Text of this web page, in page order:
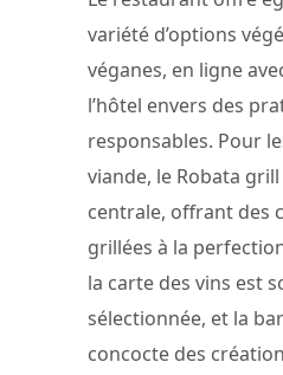
variété d’options
véganes, en ligne
l’hôtel envers des
responsables. Pour
viande, le Robata
centrale, offrant des
grillées à la
la carte des vins est
sélectionnée, et la
concocte des